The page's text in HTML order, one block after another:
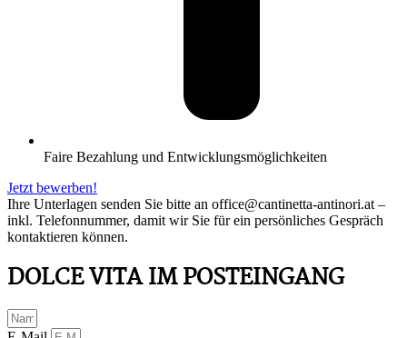
Faire Bezahlung und Entwicklungsmöglichkeiten
Jetzt bewerben!
Ihre Unterlagen senden Sie bitte an office@cantinetta-antinori.at –
inkl. Telefonnummer, damit wir Sie für ein persönliches Gespräch
kontaktieren können.
DOLCE VITA IM POSTEINGANG